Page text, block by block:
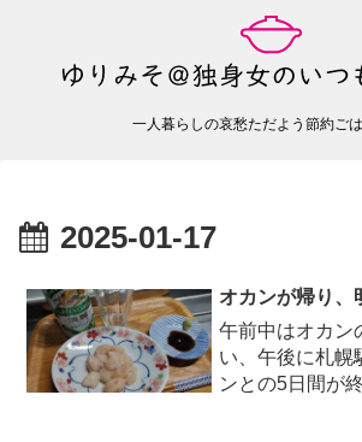
一人暮らしの哀愁ただよう節約ご
2025-01-17
オカンが帰り、
午前中はオカン
い、午後に札幌
ンとの5日間が
ットソーと黒